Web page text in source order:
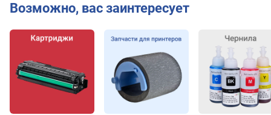
Возможно, вас заинтересует